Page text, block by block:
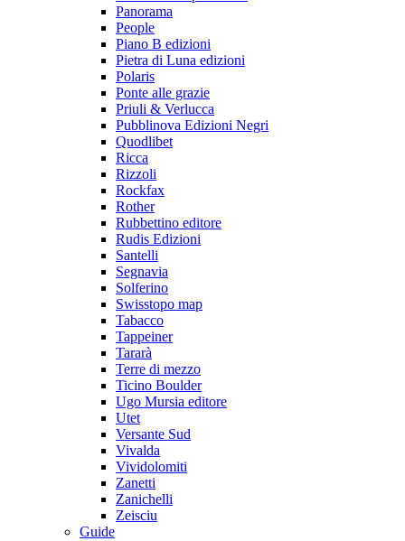
Panorama
People
Piano B edizioni
Pietra di Luna edizioni
Polaris
Ponte alle grazie
Priuli & Verlucca
Pubblinova Edizioni Negri
Quodlibet
Ricca
Rizzoli
Rockfax
Rother
Rubbettino editore
Rudis Edizioni
Santelli
Segnavia
Solferino
Swisstopo map
Tabacco
Tappeiner
Tararà
Terre di mezzo
Ticino Boulder
Ugo Mursia editore
Utet
Versante Sud
Vivalda
Vividolomiti
Zanetti
Zanichelli
Zeisciu
Guide